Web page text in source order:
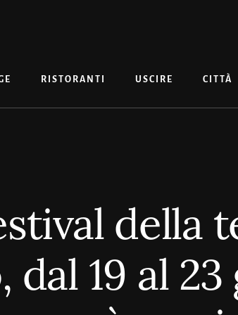
RISTORANTI USCIRE CITTÀ
della
dal 19 al